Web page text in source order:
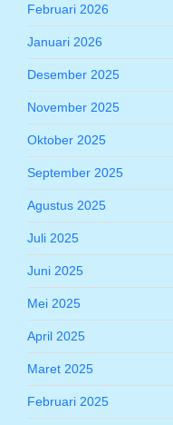
Februari 2026
Januari 2026
Desember 2025
November 2025
Oktober 2025
September 2025
Agustus 2025
Juli 2025
Juni 2025
Mei 2025
April 2025
Maret 2025
Februari 2025